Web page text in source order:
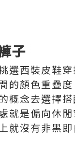
子
選西裝皮鞋
的顏色重疊
概念去選擇
就是偏向休
就沒有非黑